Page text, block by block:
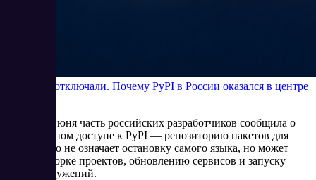
Python не отключали. Почему PyPI в России оказался в центре
В начале июня часть российских разработчиков сообщила о
нестабильном доступе к PyPI — репозиторию пакетов для
Python. Это не означает остановку самого языка, но может
мешать сборке проектов, обновлению сервисов и запуску
новых окружений.